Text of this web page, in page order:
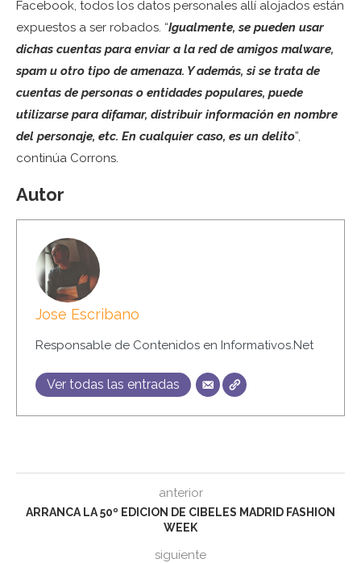
Facebook, todos los datos personales allí alojados están
expuestos a ser robados. “Igualmente, se pueden usar
dichas cuentas para enviar a la red de amigos malware,
spam u otro tipo de amenaza. Y además, si se trata de
cuentas de personas o entidades populares, puede
utilizarse para difamar, distribuir información en nombre
del personaje, etc. En cualquier caso, es un delito”,
continúa Corrons.
Autor
Jose Escribano
Responsable de Contenidos en Informativos.Net
Ver todas las entradas
anterior
ARRANCA LA 50º EDICION DE CIBELES MADRID FASHION
WEEK
siguiente